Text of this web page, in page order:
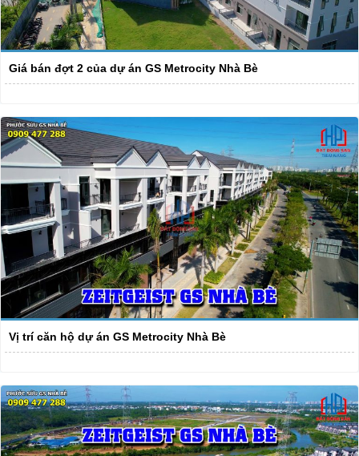
Giá bán đợt 2 của dự án GS Metrocity Nhà Bè
Vị trí căn hộ dự án GS Metrocity Nhà Bè